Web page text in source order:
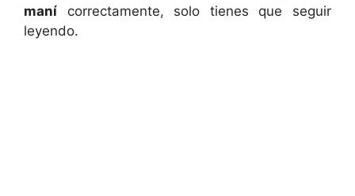
maní correctamente, solo tienes que seguir
leyendo.